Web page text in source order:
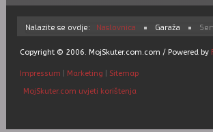
Nalazite se ovdje: Naslovnica Garaža
Copyright © 2006. MojSkuter.com.com / Powered by
Impressum Marketing
Sitemap
MojSkuter.com uvjeti korištenja